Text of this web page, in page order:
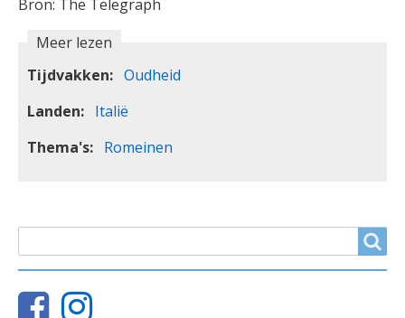
Bron: The Telegraph
Meer lezen
Tijdvakken
Oudheid
Landen
Italië
Thema's
Romeinen
ZOEKVELD